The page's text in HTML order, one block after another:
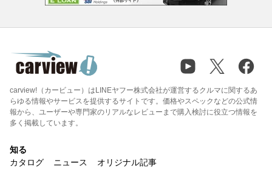
carview!（カービュー）はLINEヤフー株式会社が運営するクルマに関するあ
らゆる情報やサービスを提供するサイトです。価格やスペックなどの公式情
報から、ユーザーや専門家のリアルなレビューまで購入検討に役立つ情報を
多く掲載しています。
知る
カタログ
ニュース オリジナル記事